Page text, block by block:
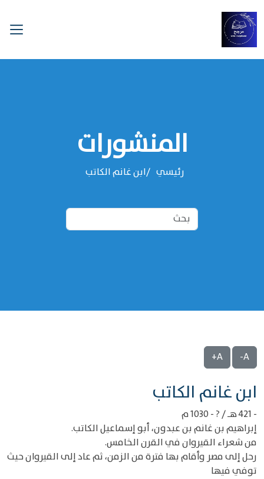
المنشورات
رئيسي ‌‌ابن غانم الكاتب
A-
A+
‌‌ابن غانم الكاتب
- 421 هـ / ? - 1030 م
إبراهيم بن غانم بن عبدون، أبو إسماعيل الكاتب.
من شعراء القيروان في القرن الخامس.
رحل إلى مصر وأقام بها فترة من الزمن، ثم عاد إلى القيروان حيث
توفي فيها